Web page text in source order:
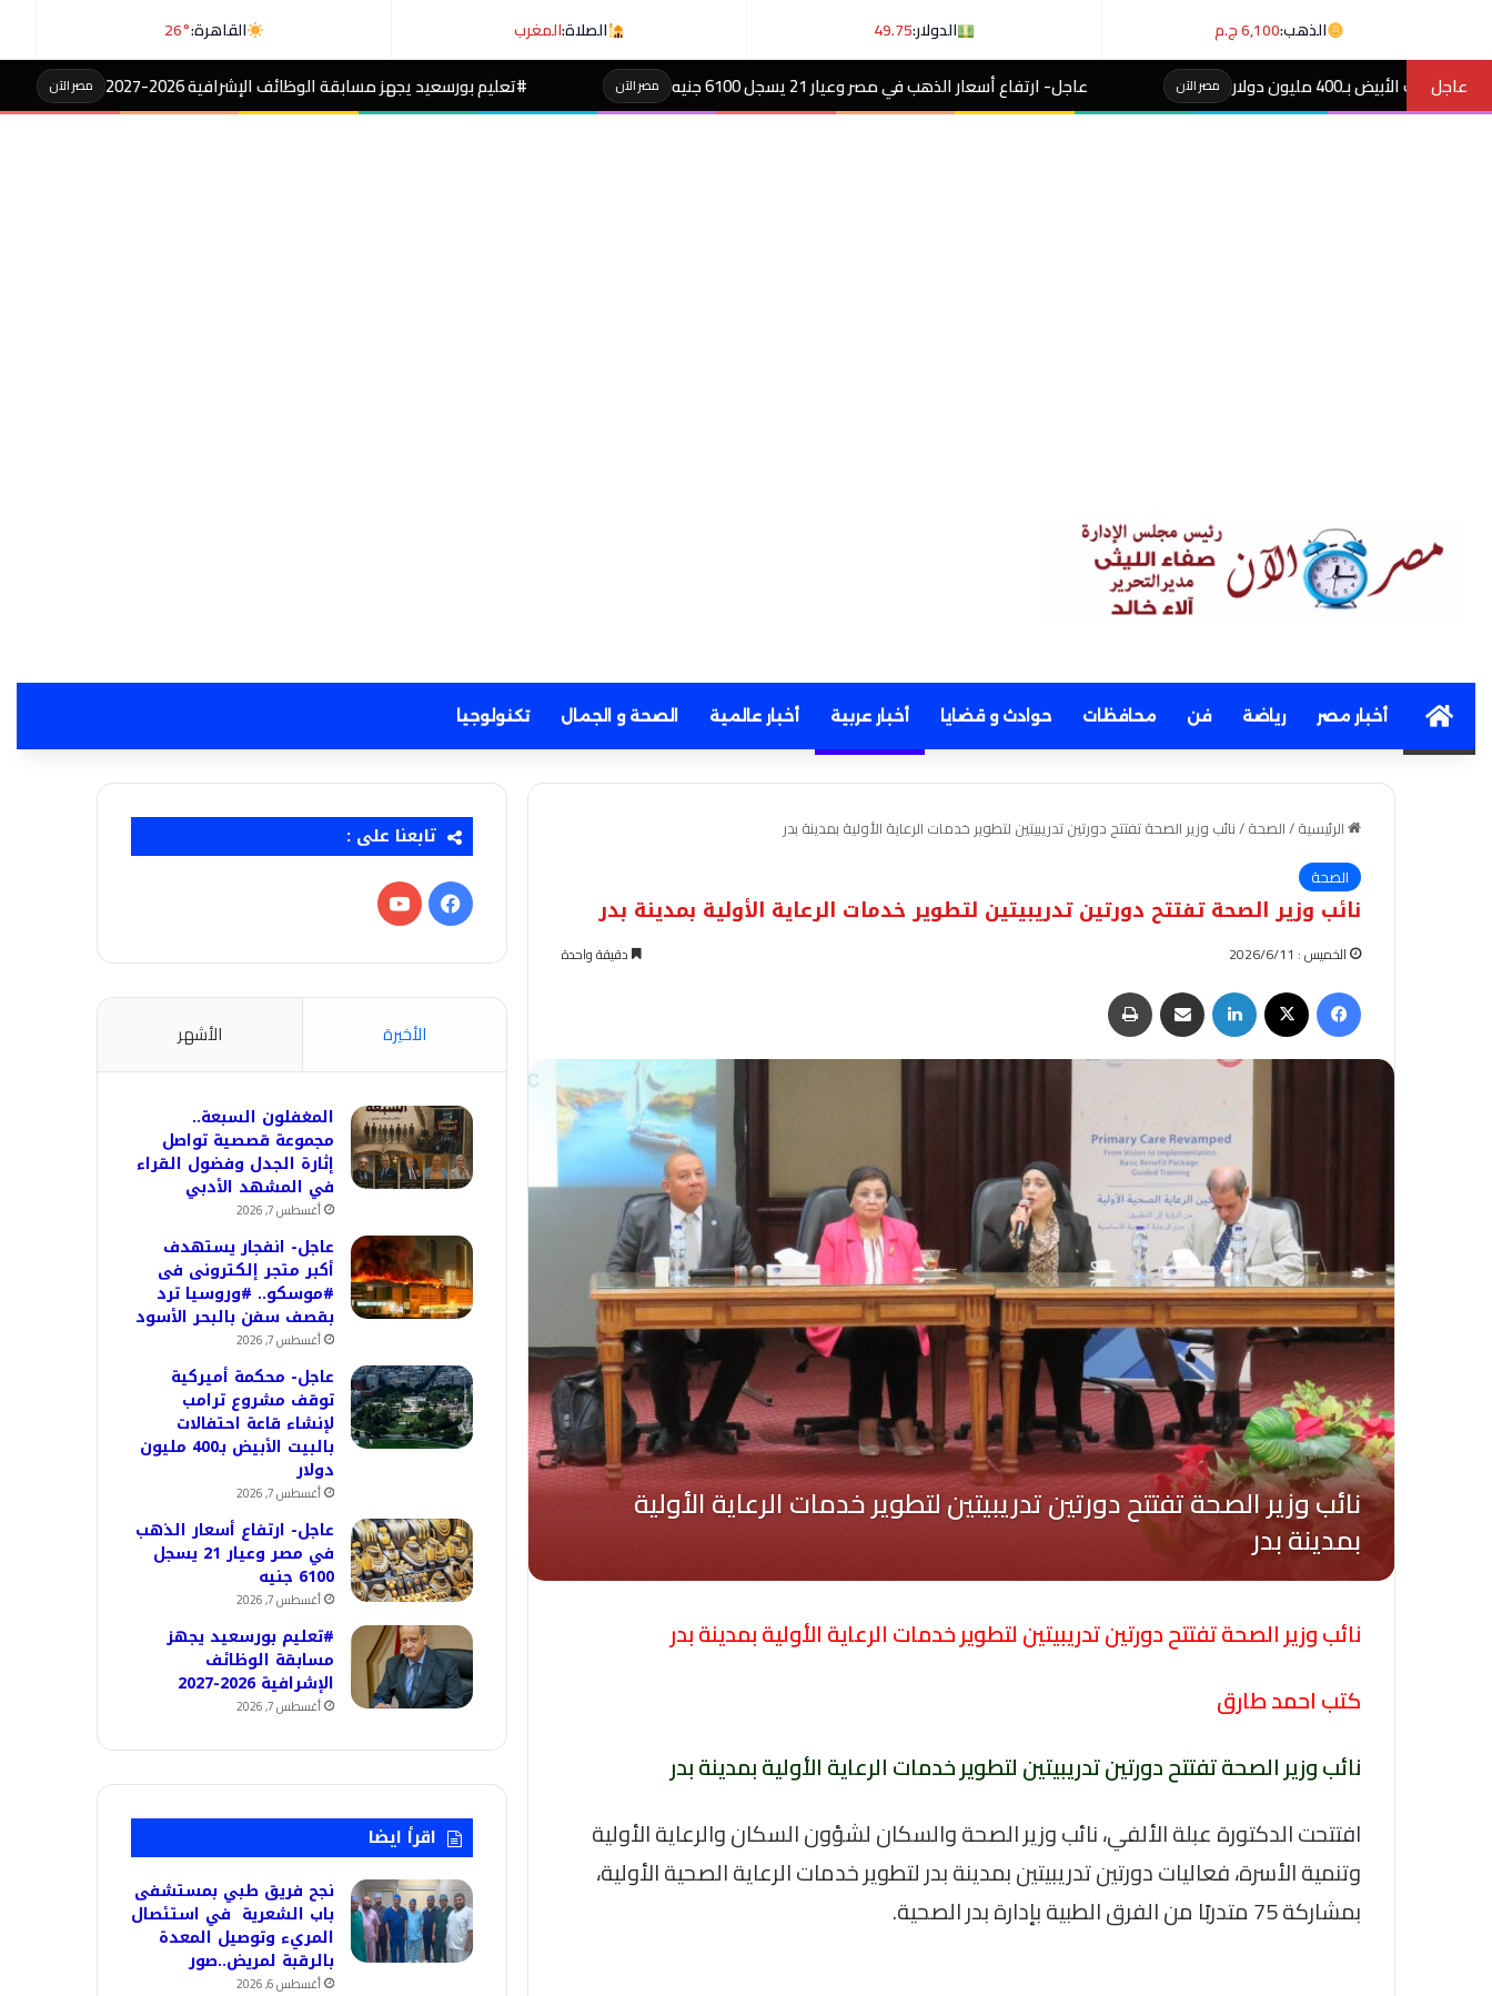
الذهب:6,100 ج.م الدولار:49.75 الصلاة:المغرب القاهرة:26°
عاجل مصر الآن عاجل- ارتفاع أسعار الذهب في مصر وعيار 21 يسجل 6100 جنيه مصر الآن #تعليم بورسعيد يجهز مسابقة الوظائف الإشرافية 2026-2027 مصر الآن
Homeأخبار مصر رياضة فن محافظات حوادث و قضايا أخبار عربية أخبار عالمية الصحة و الجمال تكنولوجيا
الرئيسية/الصحة/نائب وزير الصحة تفتتح دورتين تدريبيتين لتطوير خدمات الرعاية الأولية بمدينة بدر
الصحة
نائب وزير الصحة تفتتح دورتين تدريبيتين لتطوير خدمات الرعاية الأولية بمدينة بدر
الخميس : 2026/6/11 دقيقة واحدة
فيسبوك لينكدإن مشاركة عبر البريد
نائب وزير الصحة تفتتح دورتين تدريبيتين لتطوير خدمات الرعاية الأولية بمدينة بدر
كتب احمد طارق
نائب وزير الصحة تفتتح دورتين تدريبيتين لتطوير خدمات الرعاية الأولية بمدينة بدر
افتتحت الدكتورة عبلة الألفي، نائب وزير الصحة والسكان لشؤون السكان والرعاية الأولية
وتنمية الأسرة، فعاليات دورتين تدريبيتين بمدينة بدر لتطوير خدمات الرعاية الصحية الأولية،
بمشاركة 75 متدربًا من الفرق الطبية بإدارة بدر الصحية.
تابعنا على :
فيسبوك‫YouTube
الأخيرة الأشهر
المغفلون السبعة..
مجموعة قصصية تواصل
إثارة الجدل وفضول القراء
في المشهد الأدبي
أغسطس 7, 2026
عاجل- انفجار يستهدف
أكبر متجر إلكترونى فى
#موسكو.. #وروسيا ترد
بقصف سفن بالبحر الأسود
أغسطس 7, 2026
عاجل- محكمة أميركية
توقف مشروع ترامب
لإنشاء قاعة احتفالات
بالبيت الأبيض بـ400 مليون
دولار
أغسطس 7, 2026
عاجل- ارتفاع أسعار الذهب
في مصر وعيار 21 يسجل
6100 جنيه
أغسطس 7, 2026
#تعليم بورسعيد يجهز
مسابقة الوظائف
الإشرافية 2026-2027
أغسطس 7, 2026
اقرأ ايضا
نجح فريق طبي بمستشفى
باب الشعرية في استئصال
المريء وتوصيل المعدة
بالرقبة لمريض..صور
أغسطس 6, 2026